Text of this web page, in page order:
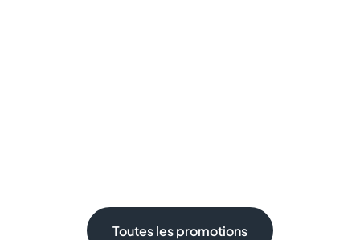
Toutes les promotions